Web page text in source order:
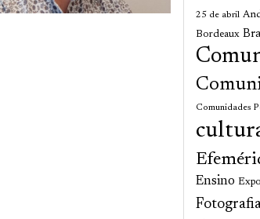
25 de abril
Bordeaux
Comunidades
Ensino